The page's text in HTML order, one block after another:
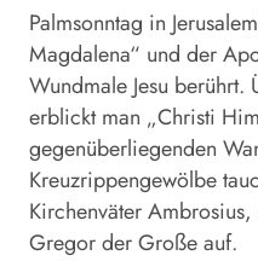
Palmsonntag in
Magdalena“ und der
Wundmale Jesu berührt.
erblickt man „Christi
gegenüberliegenden
Kreuzrippengewölbe
Kirchenväter
Gregor der Große auf.